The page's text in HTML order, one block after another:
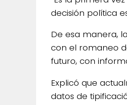
decisión política
De esa manera,
con el romaneo
futuro, con
Explicó que
datos de